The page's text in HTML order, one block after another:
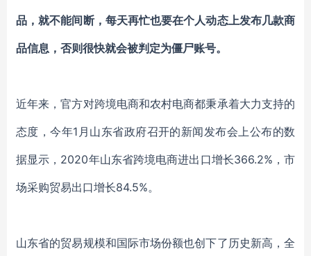
品，就不能间断，每天再忙也要在个人动态上发布几款商
品信息，否则很快就会被判定为僵尸账号。
近年来，官方对跨境电商和农村电商都秉承着大力支持的
态度，今年1月山东省政府召开的新闻发布会上公布的数
据显示，2020年山东省跨境电商进出口增长366.2%，市
场采购贸易出口增长84.5%。
山东省的贸易规模和国际市场份额也创下了历史新高，全